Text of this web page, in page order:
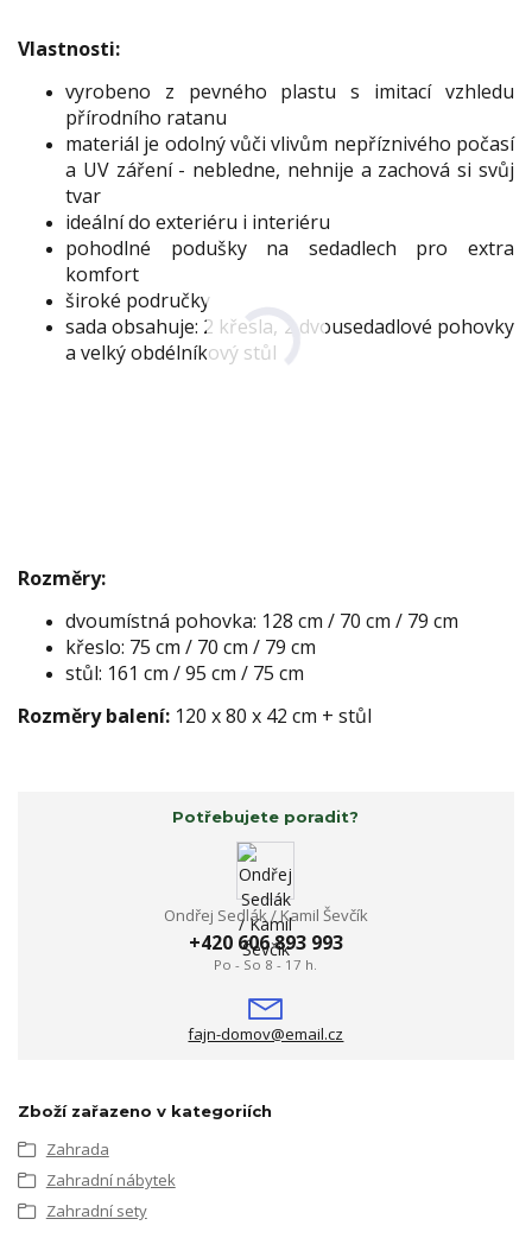
Vlastnosti:
vyrobeno z pevného plastu s imitací vzhledu
přírodního ratanu
materiál je odolný vůči vlivům nepříznivého počasí
a UV záření - nebledne, nehnije a zachová si svůj
tvar
ideální do exteriéru i interiéru
pohodlné podušky na sedadlech pro extra
komfort
široké područky
sada obsahuje: 2 křesla, 2 dvousedadlové pohovky
a velký obdélníkový stůl
Rozměry:
dvoumístná pohovka: 128 cm / 70 cm / 79 cm
křeslo: 75 cm / 70 cm / 79 cm
stůl: 161 cm / 95 cm / 75 cm
Rozměry balení: 120 x 80 x 42 cm + stůl
Potřebujete poradit?
Ondřej Sedlák / Kamil Ševčík
+420 606 893 993
Po - So 8 - 17 h.
fajn-domov@email.cz
Zboží zařazeno v kategoriích
Zahrada
Zahradní nábytek
Zahradní sety